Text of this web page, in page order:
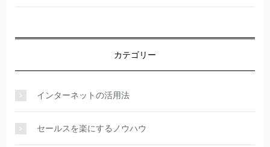
カテゴリー
インターネットの活用法
セールスを楽にするノウハウ